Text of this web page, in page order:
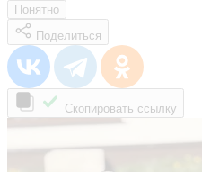
Понятно
Поделиться
Скопировать ссылку